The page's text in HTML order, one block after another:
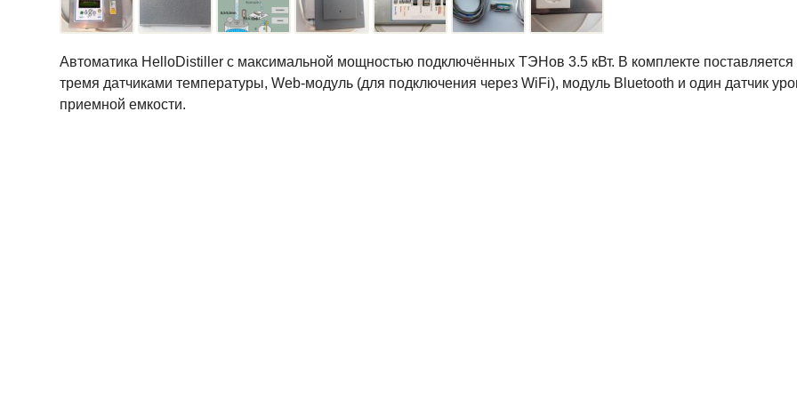
Автоматика HelloDistiller с максимальной мощностью подключённых ТЭНов 3.5 кВт. В комплекте
тремя датчиками температуры, Web-модуль (для подключения через WiFi), модуль Bluetooth и один датчик
приемной емкости.